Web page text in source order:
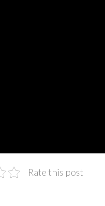
Rate this post